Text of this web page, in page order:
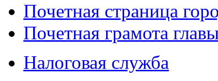
Почетная страница
Почетная грамота
Налоговая служба